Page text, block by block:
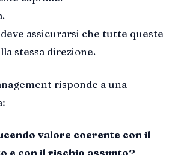
deve assicurarsi che tutte queste
stessa direzione.
risponde a una
valore coerente con il
e con il rischio assunto?